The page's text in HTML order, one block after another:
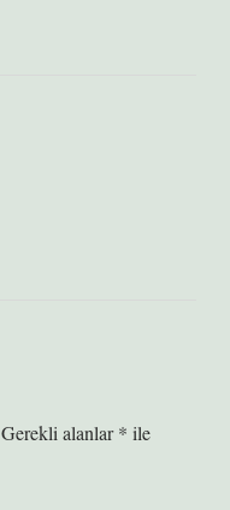
Gerekli alanlar* ile